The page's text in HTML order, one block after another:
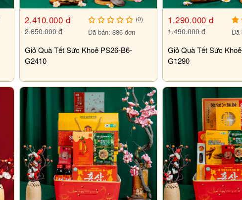
2.410.000 đ
2.650.000 đ
(0)
Đã bán: 886 đơn
Giỏ Quà Tết Sức Khoẻ PS26-B6-
G2410
1.290.000 đ
1.490.000 đ Đã
Giỏ Quà Tết Sức
G1290